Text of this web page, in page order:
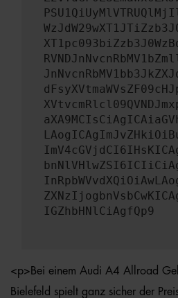
IGZhbHNlCiAgfQp9
<p>Bei einem Audi A4 Allroad
Bielefeld spielt ganz sicher der